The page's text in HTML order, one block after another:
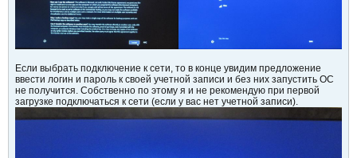
Если выбрать подключение к сети, то в конце увидим предложение
ввести логин и пароль к своей учетной записи и без них запустить ОС
не получится. Собственно по этому я и не рекомендую при первой
загрузке подключаться к сети (если у вас нет учетной записи).